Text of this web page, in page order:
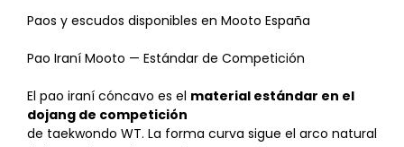
Paos y escudos disponibles en Mooto España
Pao Iraní Mooto — Estándar de Competición
El pao iraní cóncavo es el material estándar en el
dojang de competición
de taekwondo WT. La forma curva sigue el arco natural